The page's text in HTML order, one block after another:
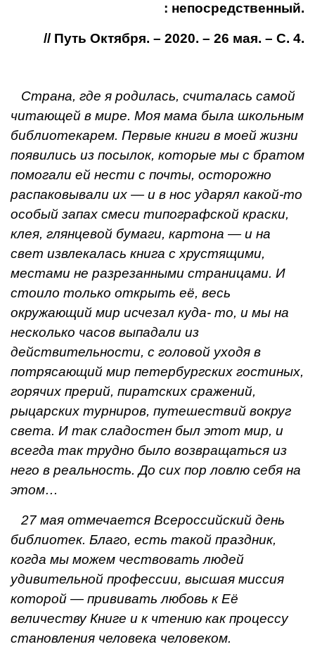
: непосредственный.
// Путь Октября. – 2020. – 26 мая. – С. 4.
Страна, где я родилась, считалась самой
читающей в мире. Моя мама была школьным
библиотекарем. Первые книги в моей жизни
появились из посылок, которые мы с братом
помогали ей нести с почты, осторожно
распаковывали их — и в нос ударял какой-то
особый запах смеси типографской краски,
клея, глянцевой бумаги, картона — и на
свет извлекалась книга с хрустящими,
местами не разрезанными страницами. И
стоило только открыть её, весь
окружающий мир исчезал куда- то, и мы на
несколько часов выпадали из
действительности, с головой уходя в
потрясающий мир петербургских гостиных,
горячих прерий, пиратских сражений,
рыцарских турниров, путешествий вокруг
света. И так сладостен был этот мир, и
всегда так трудно было возвращаться из
него в реальность. До сих пор ловлю себя на
этом…
27 мая отмечается Всероссийский день
библиотек. Благо, есть такой праздник,
когда мы можем чествовать людей
удивительной профессии, высшая миссия
которой — прививать любовь к Её
величеству Книге и к чтению как процессу
становления человека человеком.